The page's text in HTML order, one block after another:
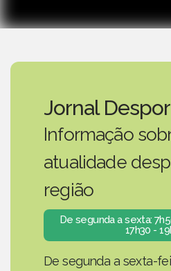
Jornal
Informação
atualidade
região
De segunda a sexta:
17h30 -
De segunda a sexta-